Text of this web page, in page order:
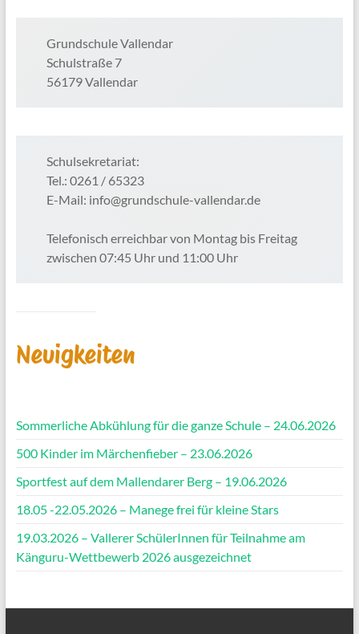
Grundschule Vallendar
Schulstraße 7
56179 Vallendar
Schulsekretariat:
Tel.: 0261 / 65323
E-Mail: info@grundschule-vallendar.de
Telefonisch erreichbar von Montag bis Freitag
zwischen 07:45 Uhr und 11:00 Uhr
Neuigkeiten
Sommerliche Abkühlung für die ganze Schule – 24.06.2026
500 Kinder im Märchenfieber – 23.06.2026
Sportfest auf dem Mallendarer Berg – 19.06.2026
18.05 -22.05.2026 – Manege frei für kleine Stars
19.03.2026 – Vallerer SchülerInnen für Teilnahme am
Känguru-Wettbewerb 2026 ausgezeichnet